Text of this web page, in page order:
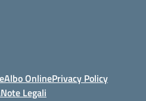
Albo OnlinePrivacy Policy
Note Legali